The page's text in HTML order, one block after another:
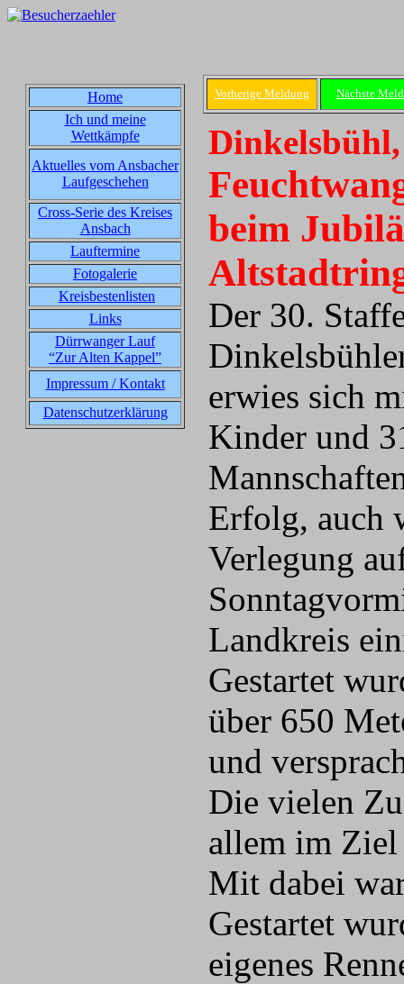
Home
Ich und meine
Wettkämpfe
Aktuelles vom Ansbacher
Laufgeschehen
Cross-Serie des Kreises
Ansbach
Lauftermine
Fotogalerie
Kreisbestenlisten
Links
Dürrwanger Lauf
“Zur Alten Kappel”
Impressum / Kontakt
Datenschutzerklärung
Vorherige Meldung Nächste
beim
Der 30.
erwies sich
Kinder und
Erfolg, auch
Verlegung
Landkreis
Gestartet
über 650
und
Die vielen
allem im
Mit dabei
Gestartet
eigenes